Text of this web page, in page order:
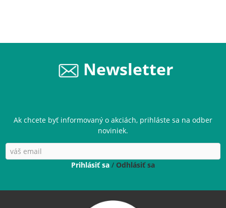
Newsletter
Ak chcete byť informovaný o akciách, prihláste sa na odber
noviniek.
Prihlásiť sa / Odhlásiť sa